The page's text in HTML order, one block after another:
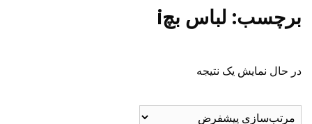
برچسب: لباس بچi
در حال نمایش یک نتیجه